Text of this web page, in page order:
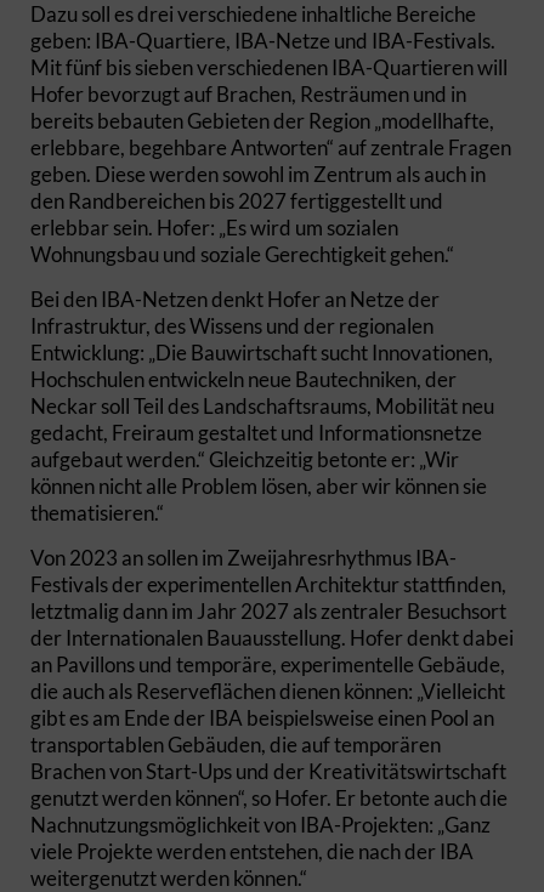
Dazu soll es drei verschiedene inhaltliche Bereiche
geben: IBA-Quartiere, IBA-Netze und IBA-Festivals.
Mit fünf bis sieben verschiedenen IBA-Quartieren will
Hofer bevorzugt auf Brachen, Resträumen und in
bereits bebauten Gebieten der Region „modellhafte,
erlebbare, begehbare Antworten“ auf zentrale Fragen
geben. Diese werden sowohl im Zentrum als auch in
den Randbereichen bis 2027 fertiggestellt und
erlebbar sein. Hofer: „Es wird um sozialen
Wohnungsbau und soziale Gerechtigkeit gehen.“
Bei den IBA-Netzen denkt Hofer an Netze der
Infrastruktur, des Wissens und der regionalen
Entwicklung: „Die Bauwirtschaft sucht Innovationen,
Hochschulen entwickeln neue Bautechniken, der
Neckar soll Teil des Landschaftsraums, Mobilität neu
gedacht, Freiraum gestaltet und Informationsnetze
aufgebaut werden.“ Gleichzeitig betonte er: „Wir
können nicht alle Problem lösen, aber wir können sie
thematisieren.“
Von 2023 an sollen im Zweijahresrhythmus IBA-
Festivals der experimentellen Architektur stattfinden,
letztmalig dann im Jahr 2027 als zentraler Besuchsort
der Internationalen Bauausstellung. Hofer denkt dabei
an Pavillons und temporäre, experimentelle Gebäude,
die auch als Reserveflächen dienen können: „Vielleicht
gibt es am Ende der IBA beispielsweise einen Pool an
transportablen Gebäuden, die auf temporären
Brachen von Start-Ups und der Kreativitätswirtschaft
genutzt werden können“, so Hofer. Er betonte auch die
Nachnutzungsmöglichkeit von IBA-Projekten: „Ganz
viele Projekte werden entstehen, die nach der IBA
weitergenutzt werden können.“